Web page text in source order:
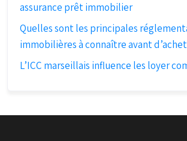
assurance prêt immobilier
Quelles sont les principales
immobilières à connaître avant
L’ICC marseillais influence les loyer